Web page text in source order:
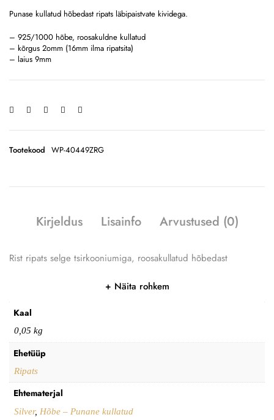
Punase kullatud hõbedast ripats läbipaistvate kividega.
– 925/1000 hõbe, roosakuldne kullatud
– kõrgus 2omm (16mm ilma ripatsita)
– laius 9mm
Tootekood WP-40449ZRG
Kirjeldus Lisainfo Arvustused (0)
Rist ripats selge tsirkooniumiga, roosakullatud hõbedast
Näita rohkem
Kaal
0,05 kg
Ehetüüp
Ripats
Ehtematerjal
Silver, Hõbe – Punane kullatud